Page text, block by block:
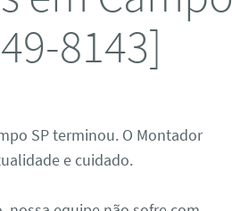
8143]
SP terminou. O Montador
e cuidado.